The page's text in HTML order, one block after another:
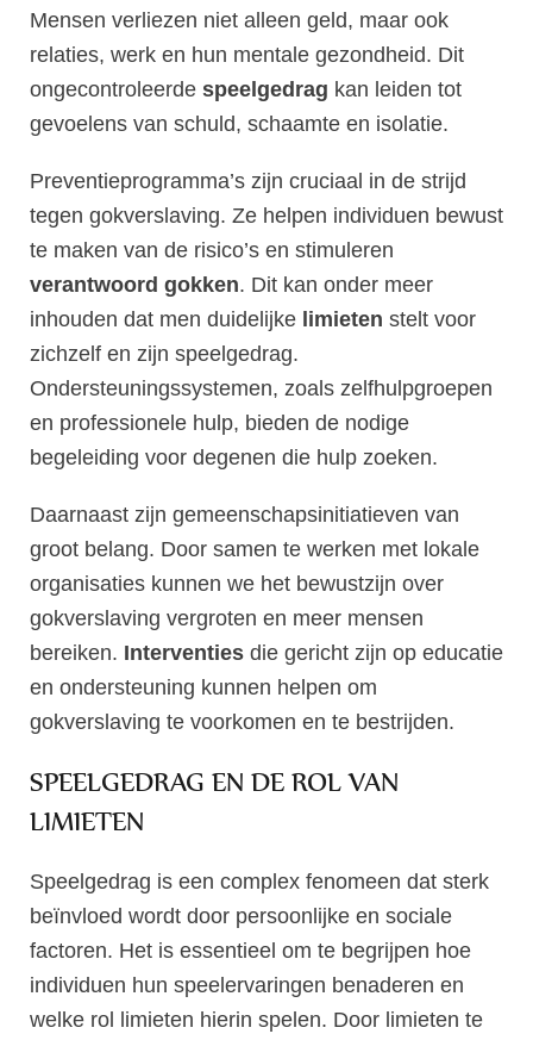
Mensen verliezen niet alleen geld, maar ook
relaties, werk en hun mentale gezondheid. Dit
ongecontroleerde speelgedrag kan leiden tot
gevoelens van schuld, schaamte en isolatie.
Preventieprogramma’s zijn cruciaal in de strijd
tegen gokverslaving. Ze helpen individuen bewust
te maken van de risico’s en stimuleren
verantwoord gokken. Dit kan onder meer
inhouden dat men duidelijke limieten stelt voor
zichzelf en zijn speelgedrag.
Ondersteuningssystemen, zoals zelfhulpgroepen
en professionele hulp, bieden de nodige
begeleiding voor degenen die hulp zoeken.
Daarnaast zijn gemeenschapsinitiatieven van
groot belang. Door samen te werken met lokale
organisaties kunnen we het bewustzijn over
gokverslaving vergroten en meer mensen
bereiken. Interventies die gericht zijn op educatie
en ondersteuning kunnen helpen om
gokverslaving te voorkomen en te bestrijden.
SPEELGEDRAG EN DE ROL VAN
LIMIETEN
Speelgedrag is een complex fenomeen dat sterk
beïnvloed wordt door persoonlijke en sociale
factoren. Het is essentieel om te begrijpen hoe
individuen hun speelervaringen benaderen en
welke rol limieten hierin spelen. Door limieten te